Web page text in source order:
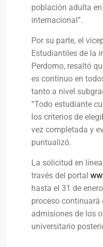
población adulta
internacional”.
Por su parte, el
Estudiantiles de la
Perdomo, resaltó
es continuo en
tanto a nivel
“Todo estudiante
los criterios de
vez completada y
puntualizó.
La solicitud en
través del portal
hasta el 31 de
proceso continuará
admisiones de los
universitario